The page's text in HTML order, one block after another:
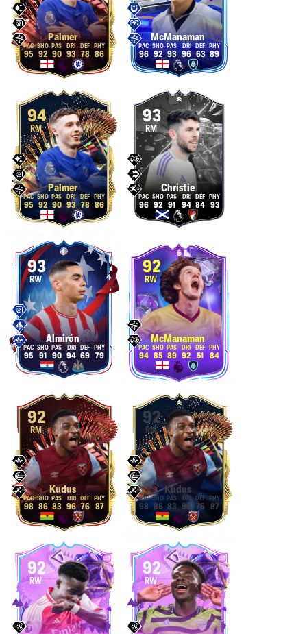
Palmer
95 92 90 93 78 86
McManaman
96 92 93 96 63 89
94
RM
Palmer
95 92 90 93 78 86
93
RM
Christie
96 92 91 94 84 93
93
RW
Almirón
95 91 90 94 69 79
92
RW
McManaman
94 85 89 92 51 84
92
RM
Kudus
98 86 83 96 76 87
92
RM
Kudus
98 86 83 96 76 87
92
RW
92
RW